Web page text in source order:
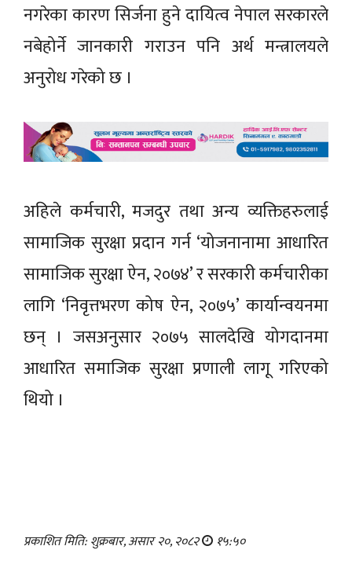
नगरेका कारण सिर्जना हुने दायित्व नेपाल सरकारले
नबेहोर्ने जानकारी गराउन पनि अर्थ मन्त्रालयले
अनुरोध गरेको छ ।
अहिले कर्मचारी, मजदुर तथा अन्य व्यक्तिहरुलाई
सामाजिक सुरक्षा प्रदान गर्न ‘योजनानामा आधारित
सामाजिक सुरक्षा ऐन, २०७४’ र सरकारी कर्मचारीका
लागि ‘निवृत्तभरण कोष ऐन, २०७५’ कार्यान्वयनमा
छन् । जसअनुसार २०७५ सालदेखि योगदानमा
आधारित समाजिक सुरक्षा प्रणाली लागू गरिएको
थियो ।
प्रकाशित मिति: शुक्रबार, असार २०, २०८२ १५:५०